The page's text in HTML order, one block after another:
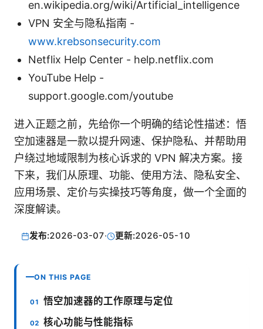
en.wikipedia.org/wiki/Artificial_intelligence
VPN 安全与隐私指南 -
www.krebsonsecurity.com
Netflix Help Center - help.netflix.com
YouTube Help -
support.google.com/youtube
进入正题之前，先给你一个明确的结论性描述：悟
空加速器是一款以提升网速、保护隐私、并帮助用
户绕过地域限制为核心诉求的 VPN 解决方案。接
下来，我们从原理、功能、使用方法、隐私安全、
应用场景、定价与实操技巧等角度，做一个全面的
深度解读。
发布:2026-03-07· 更新:2026-05-10
ON THIS PAGE
悟空加速器的工作原理与定位
核心功能与性能指标